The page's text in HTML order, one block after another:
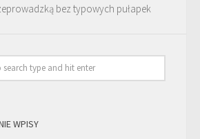
bez typowych pułapek
WPISY